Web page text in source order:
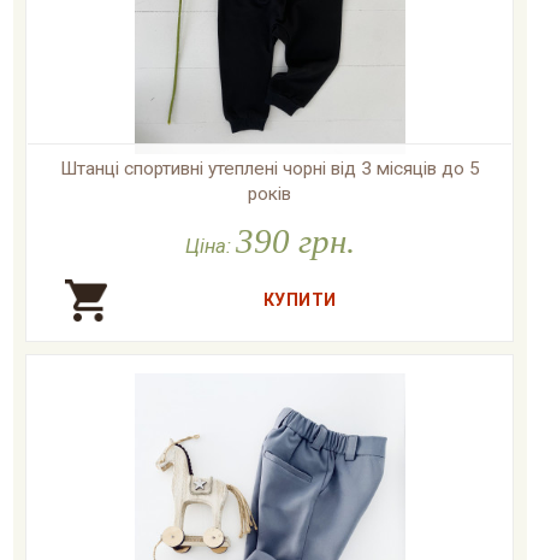
Штанці спортивні утеплені чорні від 3 місяців до 5
років
У наявності
Ціна: 390 грн.